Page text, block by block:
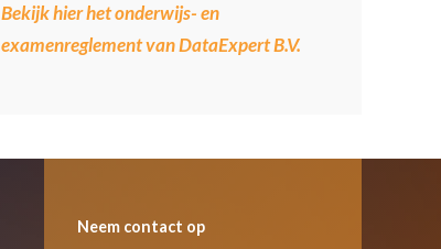
Bekijk hier het onderwijs- en
examenreglement van DataExpert B.V.
Neem contact op